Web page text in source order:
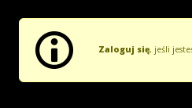
Zaloguj się, jeśli